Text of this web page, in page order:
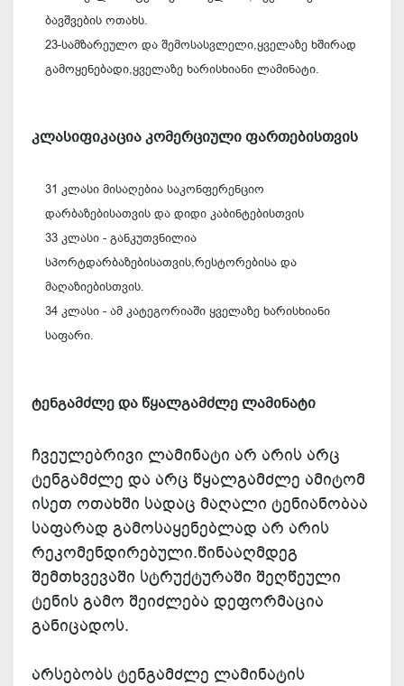
ბავშვების ოთახს.
23-სამზარეულო და შემოსასვლელი,ყველაზე ხშირად
გამოყენებადი,ყველაზე ხარისხიანი ლამინატი.
კლასიფიკაცია კომერციული ფართებისთვის
31 კლასი მისაღებია საკონფერენციო
დარბაზებისათვის და დიდი კაბინტებისთვის
33 კლასი - განკუთვნილია
სპორტდარბაზებისათვის,რესტორებისა და
მაღაზიებისთვის.
34 კლასი - ამ კატეგორიაში ყველაზე ხარისხიანი
საფარი.
ტენგამძლე და წყალგამძლე ლამინატი
ჩვეულებრივი ლამინატი არ არის არც
ტენგამძლე და არც წყალგამძლე ამიტომ
ისეთ ოთახში სადაც მაღალი ტენიანობაა
საფარად გამოსაყენებლად არ არის
რეკომენდირებული.წინააღმდეგ
შემთხვევაში სტრუქტურაში შეღწეული
ტენის გამო შეიძლება დეფორმაცია
განიცადოს.
არსებობს ტენგამძლე ლამინატის